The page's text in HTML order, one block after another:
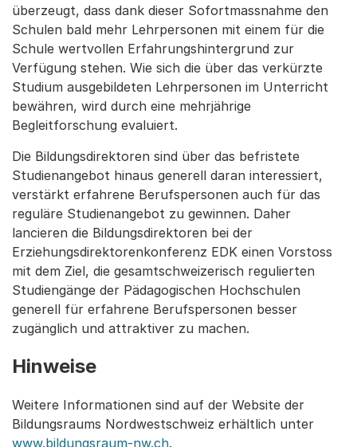
überzeugt, dass dank dieser Sofortmassnahme den
Schulen bald mehr Lehrpersonen mit einem für die
Schule wertvollen Erfahrungshintergrund zur
Verfügung stehen. Wie sich die über das verkürzte
Studium ausgebildeten Lehrpersonen im Unterricht
bewähren, wird durch eine mehrjährige
Begleitforschung evaluiert.
Die Bildungsdirektoren sind über das befristete
Studienangebot hinaus generell daran interessiert,
verstärkt erfahrene Berufspersonen auch für das
reguläre Studienangebot zu gewinnen. Daher
lancieren die Bildungsdirektoren bei der
Erziehungsdirektorenkonferenz EDK einen Vorstoss
mit dem Ziel, die gesamtschweizerisch regulierten
Studiengänge der Pädagogischen Hochschulen
generell für erfahrene Berufspersonen besser
zugänglich und attraktiver zu machen.
Hinweise
Weitere Informationen sind auf der Website der
Bildungsraums Nordwestschweiz erhältlich unter
www.bildungsraum-nw.ch.